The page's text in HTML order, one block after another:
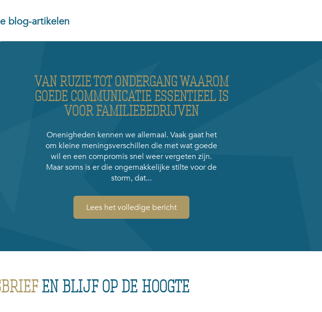
blog-artikelen
VAN RUZIE TOT ONDERGANG WAAROM
GOEDE COMMUNICATIE ESSENTIEEL IS
VOOR FAMILIEBEDRIJVEN
Onenigheden kennen we allemaal. Vaak gaat het
om kleine meningsverschillen die met wat goede
wil en een compromis snel weer vergeten zijn.
Maar soms is er die ongemakkelijke stilte voor de
storm, dat...
Lees het volledige bericht
en blijf op de hoogte